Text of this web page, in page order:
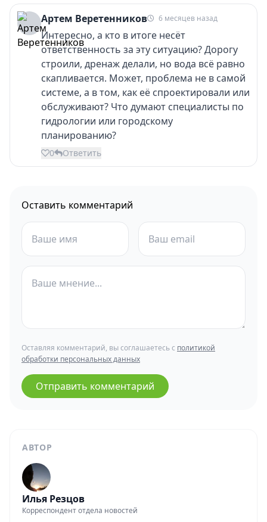
АВТОР
Илья Резцов
Корреспондент отдела новостей
Артем Веретенников 6 месяцев назад
Интересно, а кто в итоге несёт
ответственность за эту ситуацию? Дорогу
строили, дренаж делали, но вода всё равно
скапливается. Может, проблема не в самой
системе, а в том, как её спроектировали или
обслуживают? Что думают специалисты по
гидрологии или городскому
планированию?
0 Ответить
Оставить комментарий
Оставляя комментарий, вы соглашаетесь с политикой
обработки персональных данных
Отправить комментарий